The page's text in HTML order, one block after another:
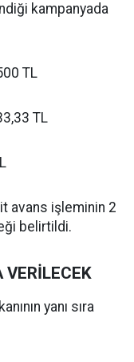
kampanyada
TL
TL
avans işleminin 2
belirtildi.
VERİLECEK
yanı sıra